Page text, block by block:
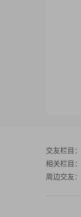
交友栏目：
相关栏目：
周边交友：